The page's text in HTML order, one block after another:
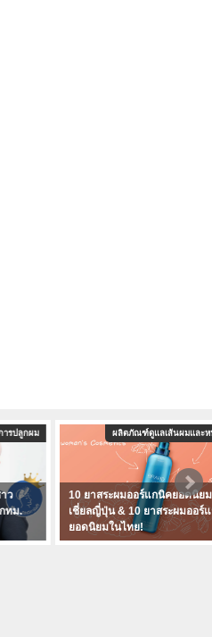
ผลิตภัณฑ์ดูแลเส้นผมและหนังศีรษะ
10 ยาสระผมออร์แกนิคยอดนิยมในโซ
เชี่ยลญี่ปุ่น & 10 ยาสระผมออร์แกนิค
ยอดนิยมในไทย!